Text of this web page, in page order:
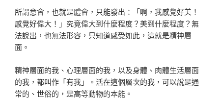
所謂意會，也就是體會，只能發出：「啊，我感覺好美！
感覺好偉大！」究竟偉大到什麼程度？美到什麼程度？無
法說出，也無法形容，只知道感受如此，這就是精神層
面。
精神層面的我、心理層面的我，以及身體、肉體生活層面
的我，都叫作「有我」。活在這個層次的我，可以說是通
常的、世俗的，是高等動物的本能。